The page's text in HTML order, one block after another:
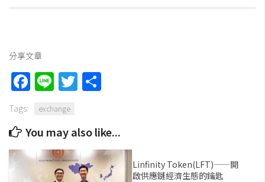
分享文章
Facebook
LineTwitter
Tags: exchange
You may also like...
Linfinity Token(LFT)——開
啟供應鏈經濟生態的鑰匙